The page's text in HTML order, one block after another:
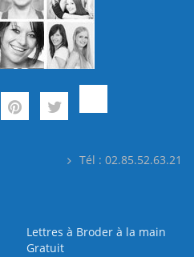
Tél : 02.85.52.63.21
Lettres à Broder à la main
Gratuit